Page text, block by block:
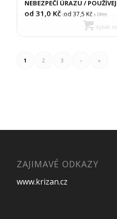
NEBEZPEČÍ ÚRAZU /
od 31,0 Kč (od 37,5 Kčs DPH)
Výběr
1 2 3 › »
ZAJIMAVÉ ODKAZY
www.krizan.cz